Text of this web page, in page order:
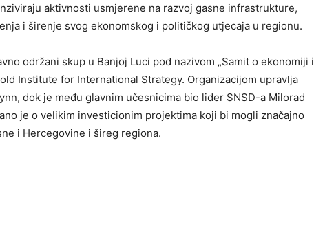
aktivnosti usmjerene na razvoj gasne infrastrukture,
i širenje svog ekonomskog i političkog utjecaja u regionu.
održani skup u Banjoj Luci pod nazivom „Samit o ekonomiji i
Institute for International Strategy. Organizacijom upravlja
dok je među glavnim učesnicima bio lider SNSD-a Milorad
je o velikim investicionim projektima koji bi mogli značajno
i Hercegovine i šireg regiona.